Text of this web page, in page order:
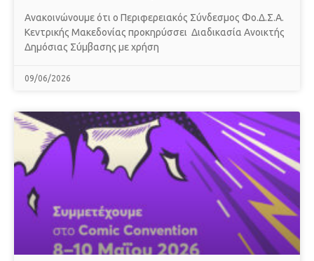
Ανακοινώνουμε ότι ο Περιφερειακός Σύνδεσμος Φο.Δ.Σ.Α.
Κεντρικής Μακεδονίας προκηρύσσει Διαδικασία Ανοικτής
Δημόσιας Σύμβασης με χρήση
09/06/2026